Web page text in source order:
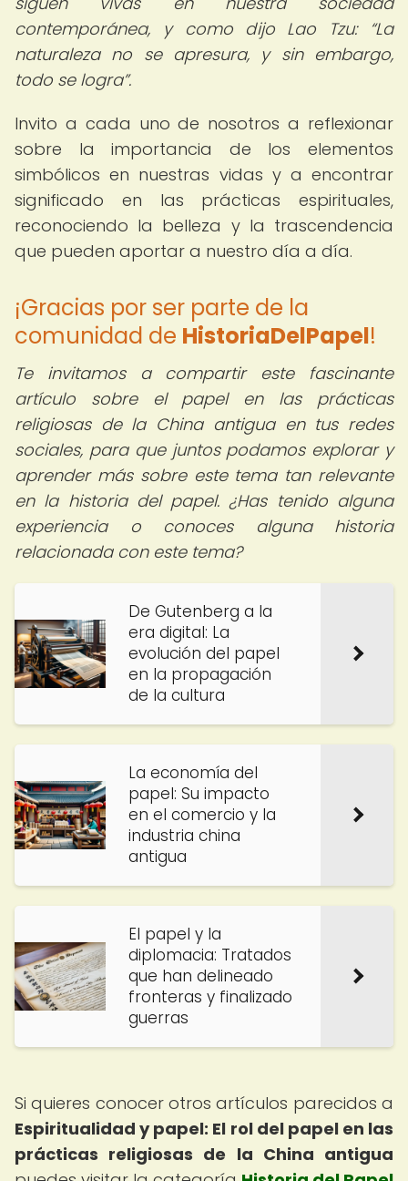
contemporánea, y como dijo Lao Tzu:
La
naturaleza no se apresura, y sin embargo,
todo se logra .
Invito a cada uno de nosotros a reflexionar
sobre la importancia de los elementos
simbólicos en nuestras vidas y a encontrar
significado en las prácticas espirituales,
reconociendo la belleza y la trascendencia
que pueden aportar a nuestro día a día.
¡Gracias por ser parte de la
comunidad de HistoriaDelPapel!
Te invitamos a compartir este fascinante
artículo sobre el papel en las prácticas
religiosas de la China antigua en tus redes
sociales, para que juntos podamos explorar y
aprender más sobre este tema tan relevante
en la historia del papel. ¿Has tenido alguna
experiencia o conoces alguna historia
relacionada con este tema?
De Gutenberg a la
era digital: La
evolución del papel
en la propagación
de la cultura
La economía del
papel: Su impacto
en el comercio y la
industria china
antigua
El papel y la
diplomacia: Tratados
que han delineado
fronteras y finalizado
guerras
Si quieres conocer otros artículos parecidos a
Espiritualidad y papel: El rol del papel en las
prácticas religiosas de la China antigua